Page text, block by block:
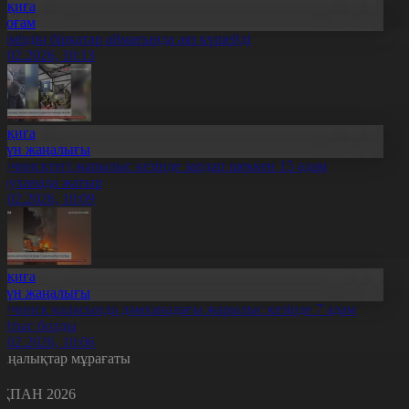
бірқатар аймағында аяз күшейді
10:13
жаңалығы
жарылыс кезінде зардап шеккен 15 адам
жатыр
10:09
жаңалығы
қаласында дәмханадағы жарылыс кезінде 7 адам
болды
10:06
мұрағаты
2026